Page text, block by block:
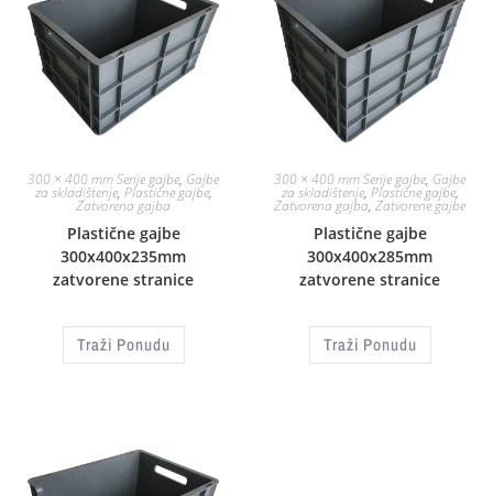
300 × 400 mm Serije gajbe, Gajbe
za skladištenje, Plastične gajbe,
Zatvorena gajba
Plastične gajbe
300x400x235mm
zatvorene stranice
Traži Ponudu
300 × 400 mm Serije gajbe, Gajbe
za skladištenje, Plastične gajbe,
Zatvorena gajba, Zatvorene gajbe
Plastične gajbe
300x400x285mm
zatvorene stranice
Traži Ponudu